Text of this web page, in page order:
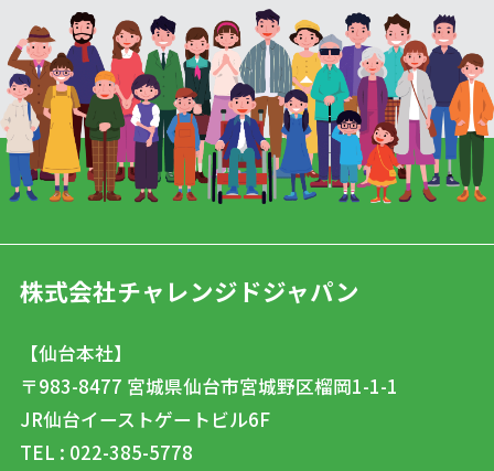
株式会社チャレンジドジャパン
【仙台本社】
〒983-8477 宮城県仙台市宮城野区榴岡1-1-1
JR仙台イーストゲートビル6F
TEL : 022-385-5778